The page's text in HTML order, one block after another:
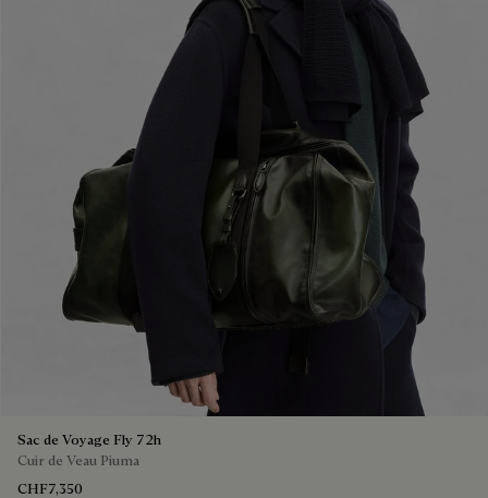
Sac de Voyage Fly 72h
Cuir de Veau Piuma
CHF7,350